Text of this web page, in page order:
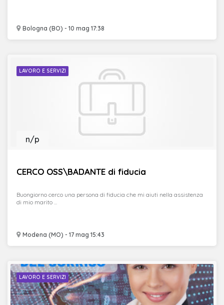
Bologna (BO) - 10 mag 17:38
LAVORO E SERVIZI
CERCO OSS\BADANTE di fiducia
Modena (MO) - 17 mag 15:43
n/p
Buongiorno cerco una persona di fiducia che mi aiuti nella assistenza
di mio marito ...
LAVORO E SERVIZI